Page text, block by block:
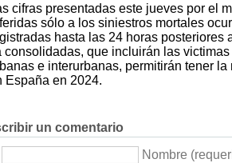
cifras presentadas este jueves por el
sólo a los siniestros mortales
hasta las 24 horas
consolidadas, que incluirán las
e interurbanas, permitirán tener
España en 2024.
un comentario
Nombre